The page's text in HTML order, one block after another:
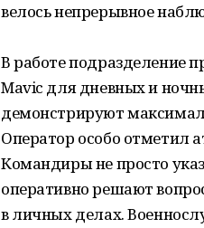
велось непрерывное
В работе подразделение
Mavic для дневных и
демонстрируют
Оператор особо отметил
Командиры не просто
оперативно решают
в личных делах.